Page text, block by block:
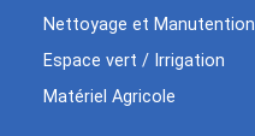
Nettoyage et Manutention
Espace vert / Irrigation
Matériel Agricole